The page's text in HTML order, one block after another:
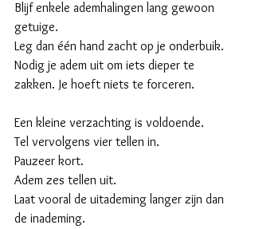
Blijf enkele ademhalingen lang gewoon
getuige.
Leg dan één hand zacht op je onderbuik.
Nodig je adem uit om iets dieper te
zakken. Je hoeft niets te forceren.
Een kleine verzachting is voldoende.
Tel vervolgens vier tellen in.
Pauzeer kort.
Adem zes tellen uit.
Laat vooral de uitademing langer zijn dan
de inademing.